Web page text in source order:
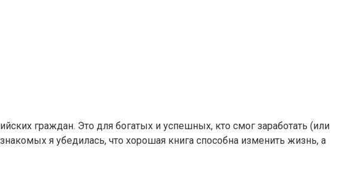
граждан. Это для богатых и успешных, кто смог заработать (или
я убедилась, что хорошая книга способна изменить жизнь, а